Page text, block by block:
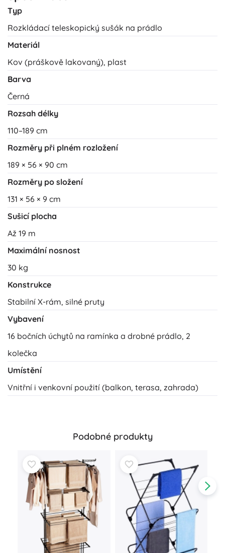
Typ
Rozkládací teleskopický sušák na prádlo
Materiál
Kov (práškově lakovaný), plast
Barva
Černá
Rozsah délky
110–189 cm
Rozměry při plném rozložení
189 × 56 × 90 cm
Rozměry po složení
131 × 56 × 9 cm
Sušicí plocha
Až 19 m
Maximální nosnost
30 kg
Konstrukce
Stabilní X-rám, silné pruty
Vybavení
16 bočních úchytů na ramínka a drobné prádlo, 2
kolečka
Umístění
Vnitřní i venkovní použití (balkon, terasa, zahrada)
Podobné produkty